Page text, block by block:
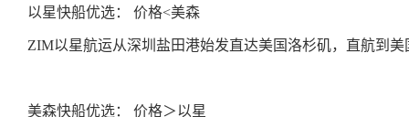
以星快船优选： 价格<美森
ZIM以星航运从深圳盐田港始发直达美国洛杉矶，直航到
美森快船优选： 价格＞以星